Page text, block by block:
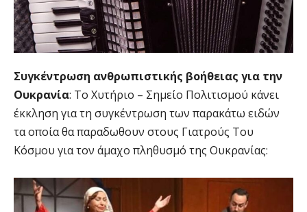
Συγκέντρωση ανθρωπιστικής βοήθειας για την
Ουκρανία: Το Χυτήριο – Σημείο Πολιτισμού κάνει
έκκληση για τη συγκέντρωση των παρακάτω ειδών
τα οποία θα παραδωθουν στους Γιατρούς Του
Κόσμου για τον άμαχο πληθυσμό της Ουκρανίας: